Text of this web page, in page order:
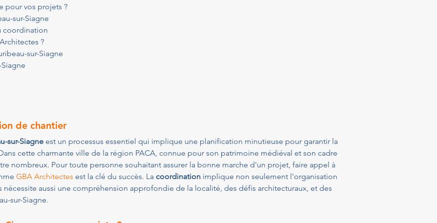
pour vos projets ?
sur-Siagne
coordination
?
sur-Siagne
de chantier
sur-Siagne est un processus essentiel qui implique une planification minutieuse pour garantir la
cette charmante ville de la région PACA, connue pour son patrimoine médiéval et son cadre
nombreux. Pour toute personne souhaitant assurer la bonne marche d'un projet, faire appel à
GBA Architectes est la clé du succès. La coordination implique non seulement l'organisation
aussi une compréhension approfondie de la localité, des défis architecturaux, et des
sur-Siagne.